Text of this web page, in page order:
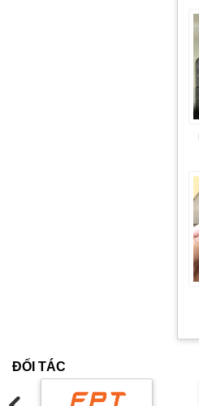
ĐỐI TÁC